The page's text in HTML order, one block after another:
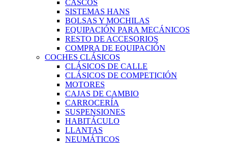
CASCOS
SISTEMAS HANS
BOLSAS Y MOCHILAS
EQUIPACIÓN PARA MECÁNICOS
RESTO DE ACCESORIOS
COMPRA DE EQUIPACIÓN
COCHES CLÁSICOS
CLÁSICOS DE CALLE
CLÁSICOS DE COMPETICIÓN
MOTORES
CAJAS DE CAMBIO
CARROCERÍA
SUSPENSIONES
HABITÁCULO
LLANTAS
NEUMÁTICOS